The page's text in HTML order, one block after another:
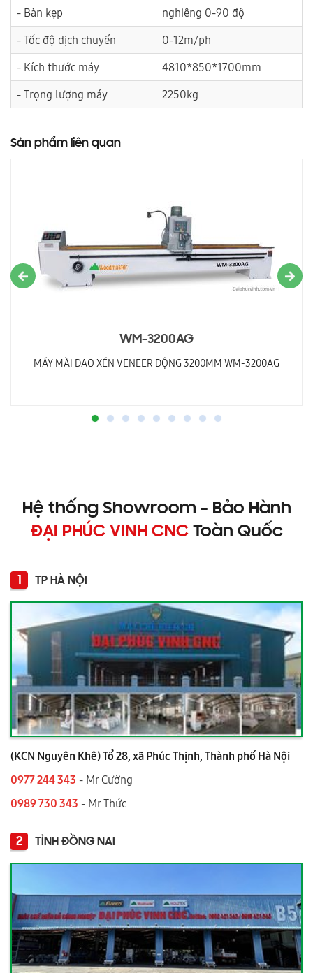
- Bàn kẹp
nghiêng 0-90 độ
- Tốc độ dịch chuyển
0-12m/ph
- Kích thước máy
4810*850*1700mm
- Trọng lượng máy
2250kg
Sản phẩm liên quan
WM-3200AG
MÁY MÀI DAO XÉN VENEER ĐỘNG 3200MM WM-3200AG
Hệ thống Showroom - Bảo Hành
ĐẠI PHÚC VINH CNCToàn Quốc
1 TP HÀ NỘI
(KCN Nguyên Khê) Tổ 28, xã Phúc Thịnh, Thành phố Hà Nội
0977 244 343 - Mr Cường
0989 730 343 - Mr Thức
2 TỈNH ĐỒNG NAI